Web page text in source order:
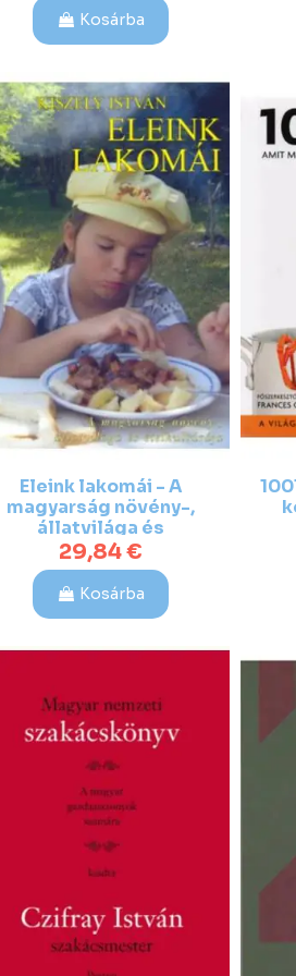
Kosárba
Eleink lakomái - A
magyarság növény-,
állatvilága és
ételkultúrája
29,84 €
Kosárba